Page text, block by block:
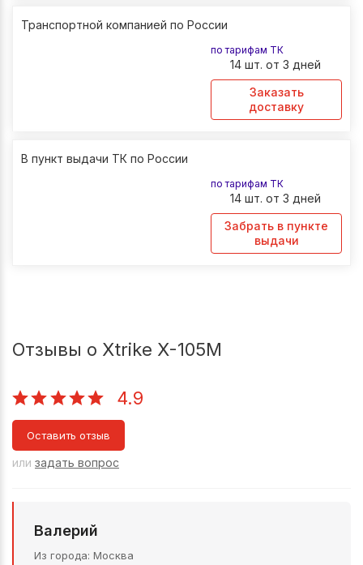
Транспортной компанией по России
по тарифам ТК
14 шт. от 3 дней
Заказать
доставку
В пункт выдачи ТК по России
по тарифам ТК
14 шт. от 3 дней
Забрать в пункте
выдачи
Отзывы о Xtrike X-105М
4.9
Оставить отзыв
или задать вопрос
Валерий
Из города Москва